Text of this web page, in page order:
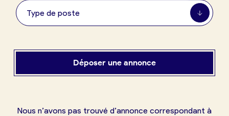
Je crée mon compte Connexion
Type de poste
Déposer une annonce
Nous n’avons pas trouvé d’annonce correspondant à